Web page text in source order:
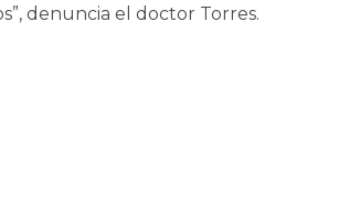
denuncia el doctor Torres.